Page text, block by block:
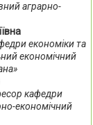
аграрно-
економіки та
економічний
кафедри
економічний